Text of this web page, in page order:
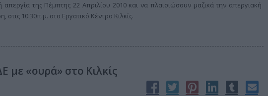
απεργία της Πέμπτης 22 Απριλίου 2010 και να πλαισιώσουν μαζικά την απεργιακή
στις 10:30π.μ. στο Εργατικό Κέντρο Κιλκίς.
με «ουρά» στο Κιλκίς